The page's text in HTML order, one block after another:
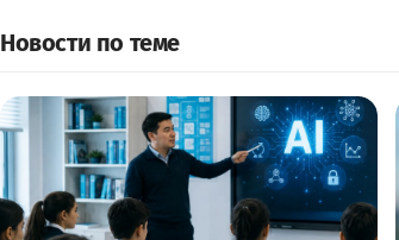
Новости по теме